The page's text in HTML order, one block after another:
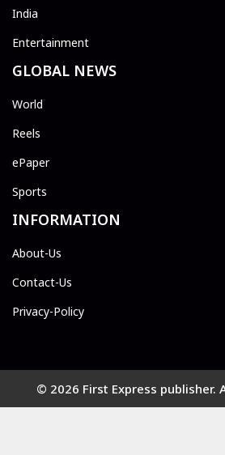
India
Entertainment
GLOBAL NEWS
World
Reels
ePaper
Sports
INFORMATION
About-Us
Contact-Us
Privacy-Policy
© 2026 First Express publisher.